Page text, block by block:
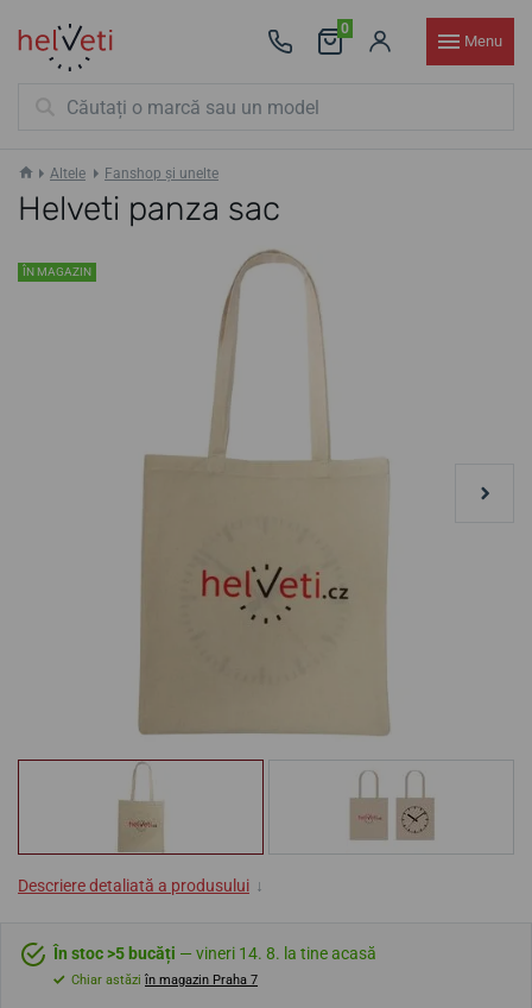
0
Menu
Altele Fanshop și unelte
Helveti panza sac
ÎN MAGAZIN
Descriere detaliată a produsului ↓
În stoc >5 bucăți — vineri 14. 8. la tine acasă
Chiar astăzi în magazin Praha 7